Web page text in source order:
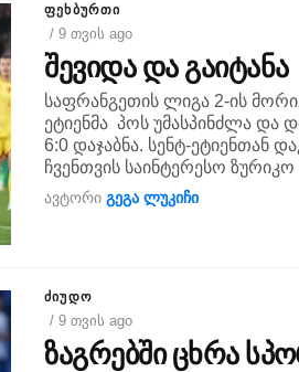
ᲤᲔᲮᲑᲣᲠᲗᲘ
/ 9 თვის ago
შევიდა და გაიტანა
საფრანგეთის ლიგა 2-ის
ეტიენმა პოს უმასპინძლა და
6:0 დაჯაბნა. სენტ-ეტიენთან
ჩვენთვის საინტერესო
ავტორიგეგა ლუკიჩი
ᲫᲘᲣᲓᲝ
/ 9 თვის ago
ზაგრებში ცხრა